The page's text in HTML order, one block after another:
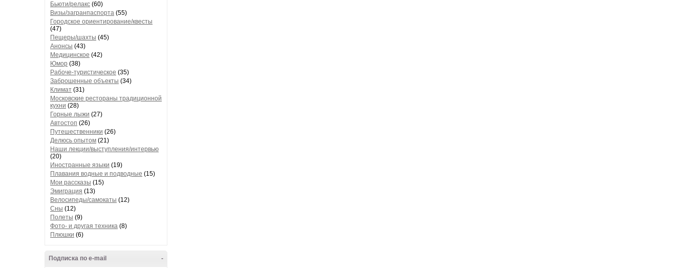
Бьюти/релакс (60)
Визы/загранпаспорта (55)
Городское ориентирование/квесты
(47)
Пещеры/шахты (45)
Анонсы (43)
Медицинское (42)
Юмор (38)
Рабоче-туристическое (35)
Заброшенные объекты (34)
Климат (31)
Московские рестораны традиционной
кухни (28)
Горные лыжи (27)
Автостоп (26)
Путешественники (26)
Делюсь опытом (21)
Наши лекции/выступления/интервью
(20)
Иностранные языки (19)
Плавания водные и подводные (15)
Мои рассказы (15)
Эмиграция (13)
Велосипеды/самокаты (12)
Сны (12)
Полеты (9)
Фото- и другая техника (8)
Плюшки (6)
-
Подписка по e-mail